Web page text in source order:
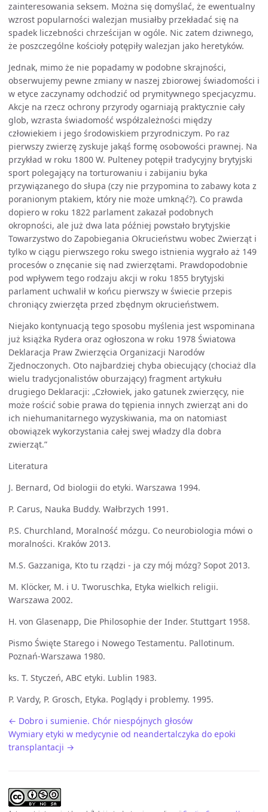
zainteresowania seksem. Można się domyślać, że ewentualny
wzrost popularności walezjan musiałby przekładać się na
spadek liczebności chrześcijan w ogóle. Nic zatem dziwnego,
że poszczególne kościoły potępiły walezjan jako heretyków.
Jednak, mimo że nie popadamy w podobne skrajności,
obserwujemy pewne zmiany w naszej zbiorowej świadomości i
w etyce zaczynamy odchodzić od prymitywnego specjacyzmu.
Akcje na rzecz ochrony przyrody ogarniają praktycznie cały
glob, wzrasta świadomość współzależności między
człowiekiem i jego środowiskiem przyrodniczym. Po raz
pierwszy zwierzę zyskuje jakąś formę osobowości prawnej. Na
przykład w roku 1800 W. Pulteney potępił tradycyjny brytyjski
sport polegający na torturowaniu i zabijaniu byka
przywiązanego do słupa (czy nie przypomina to zabawy kota z
poranionym ptakiem, który nie może umknąć?). Co prawda
dopiero w roku 1822 parlament zakazał podobnych
okropności, ale już dwa lata później powstało brytyjskie
Towarzystwo do Zapobiegania Okrucieństwu wobec Zwierząt i
tylko w ciągu pierwszego roku swego istnienia wygrało aż 149
procesów o znęcanie się nad zwierzętami. Prawdopodobnie
pod wpływem tego rodzaju akcji w roku 1855 brytyjski
parlament uchwalił w końcu pierwszy w świecie przepis
chroniący zwierzęta przed zbędnym okrucieństwem.
Niejako kontynuacją tego sposobu myślenia jest wspominana
już książka Rydera oraz ogłoszona w roku 1978 Światowa
Deklaracja Praw Zwierzęcia Organizacji Narodów
Zjednoczonych. Oto najbardziej chyba obiecujący (chociaż dla
wielu tradycjonalistów oburzający) fragment artykułu
drugiego Deklaracji: „Człowiek, jako gatunek zwierzęcy, nie
może rościć sobie prawa do tępienia innych zwierząt ani do
ich niehumanitarnego wyzyskiwania, ma on natomiast
obowiązek wykorzystania całej swej władzy dla dobra
zwierząt.”
Literatura
J. Bernard, Od biologii do etyki. Warszawa 1994.
P. Carus, Nauka Buddy. Wałbrzych 1991.
P.S. Churchland, Moralność mózgu. Co neurobiologia mówi o
moralności. Kraków 2013.
M.S. Gazzaniga, Kto tu rządzi - ja czy mój mózg? Sopot 2013.
M. Klöcker, M. i U. Tworuschka, Etyka wielkich religii.
Warszawa 2002.
H. von Glasenapp, Die Philosophie der Inder. Stuttgart 1958.
Pismo Święte Starego i Nowego Testamentu. Pallotinum.
Poznań-Warszawa 1980.
ks. T. Styczeń, ABC etyki. Lublin 1983.
P. Vardy, P. Grosch, Etyka. Poglądy i problemy. 1995.
← Dobro i sumienie. Chór niespójnych głosów
Wymiary etyki w medycynie od neandertalczyka do epoki
transplantacji →